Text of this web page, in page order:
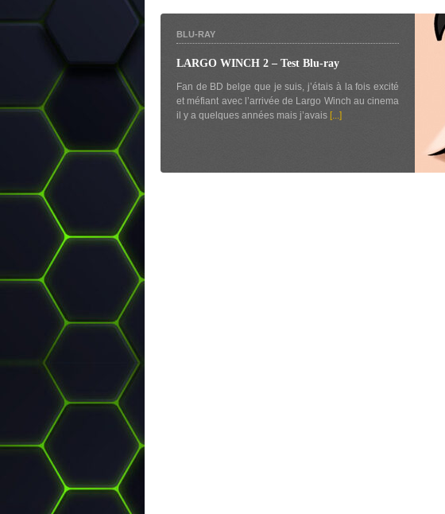
BLU-RAY
LARGO WINCH 2 – Test Blu-ray
Fan de BD belge que je suis, j’étais à la fois excité
et méfiant avec l’arrivée de Largo Winch au cinema
il y a quelques années mais j’avais [...]